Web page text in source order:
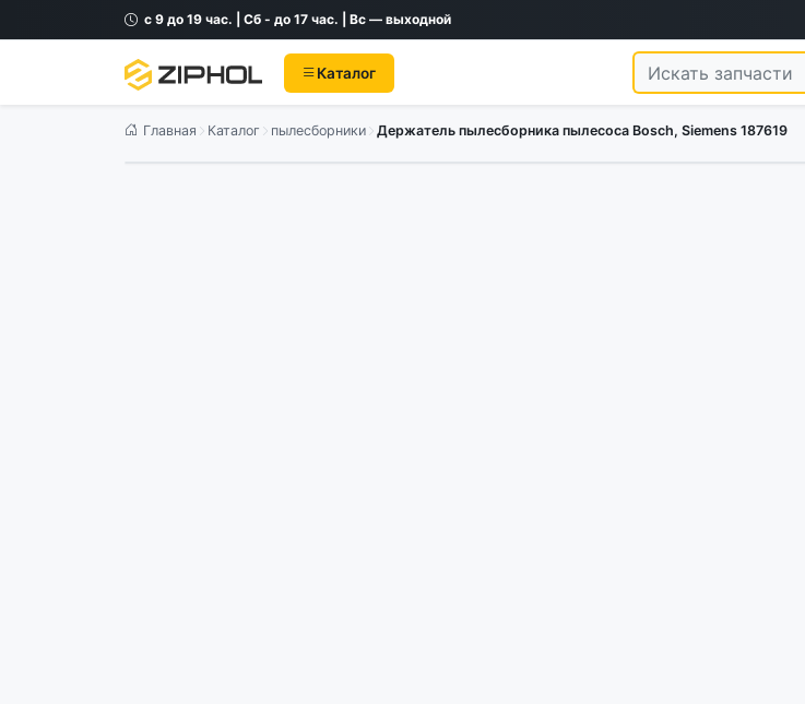
с 9 до 19 час. | Сб - до 17 час. | Вс — выходной
Каталог
Главная Каталог пылесборники Держатель пылесборника пылесоса Bosch, Siemens 187619